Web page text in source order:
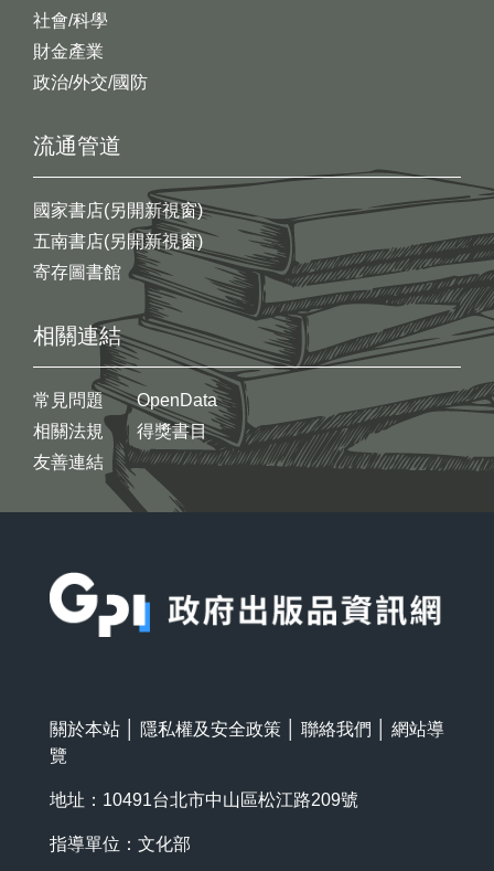
社會/科學
財金產業
政治/外交/國防
流通管道
國家書店(另開新視窗)
五南書店(另開新視窗)
寄存圖書館
相關連結
常見問題
相關法規
友善連結
OpenData
得獎書目
關於本站 隱私權及安全政策 聯絡我們
網站導
覽
地址：10491台北市中山區松江路209號
指導單位：文化部